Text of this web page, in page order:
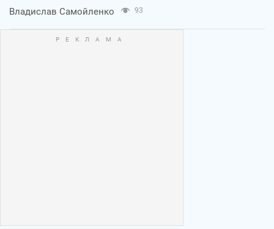
Владислав Самойленко 93